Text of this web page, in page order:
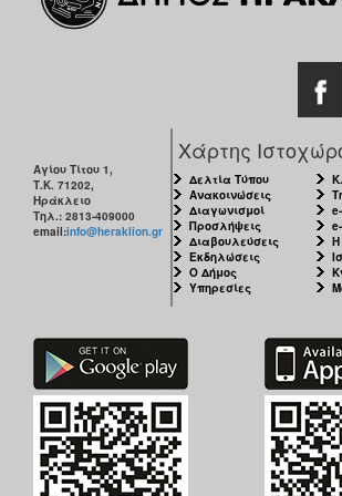
Αγίου Τίτου 1,
Τ.Κ. 71202,
Ηράκλειο
Τηλ.: 2813-409000
email:info@heraklion.gr
Χάρτης
Δελτία Τύπου
Ανακοινώσεις
Διαγωνισμοί
Προσλήψεις
Διαβουλεύσεις
Εκδηλώσεις
Ο Δήμος
Υπηρεσίες
Η